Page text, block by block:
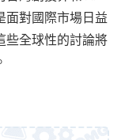
面對國際市場日益
些全球性的討論將